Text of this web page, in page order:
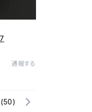
通報する
(50)